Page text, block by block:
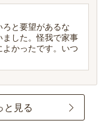
と要望があるな
した。怪我で家事
かったです。いつ
と見る